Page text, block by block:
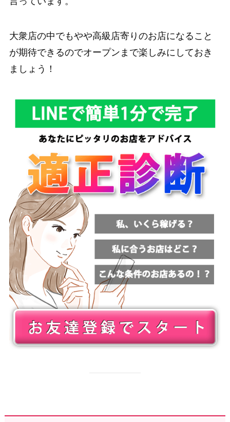
大衆店の中でもやや高級店寄りのお店になること
が期待できるのでオープンまで楽しみにしておき
ましょう！